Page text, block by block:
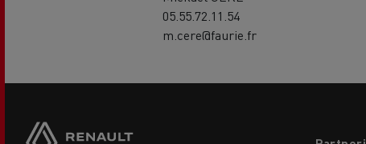
05.55.72.11.54
m.cere@faurie.fr